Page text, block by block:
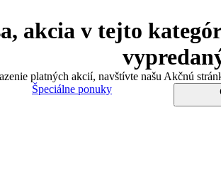
akcia v tejto
platných akcií, navštívte našu Akčnú
Špeciálne ponuky